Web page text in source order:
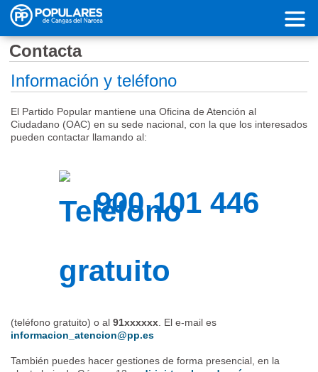
Pasar al contenido principal
Contacta
Información y teléfono
El Partido Popular mantiene una Oficina de Atención al
Ciudadano (OAC) en su sede nacional, con la que los interesados
pueden contactar llamando al:
900 101 446
(teléfono gratuito) o al 91xxxxxx. El e-mail es
informacion_atencion@pp.es
También puedes hacer gestiones de forma presencial, en la